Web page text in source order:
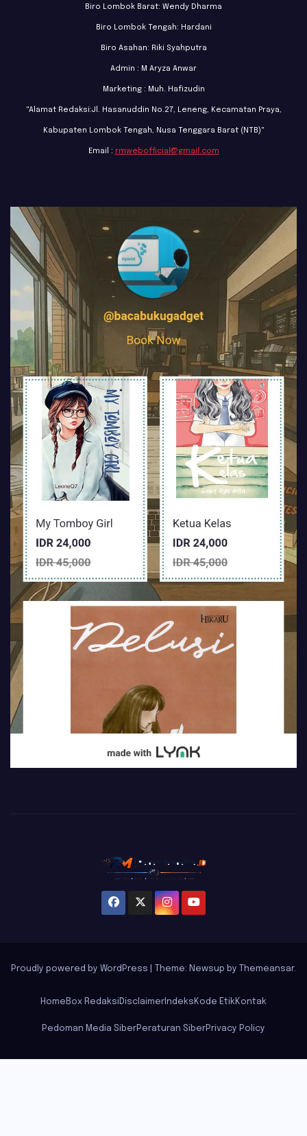
Biro Lombok Barat: Wendy Dharma
Biro Lombok Tengah: Hardani
Biro Asahan: Riki Syahputra
Admin : M Aryza Anwar
Marketing : Muh. Hafizudin
"Alamat Redaksi:Jl. Hasanuddin No.27, Leneng, Kecamatan Praya,
Kabupaten Lombok Tengah, Nusa Tenggara Barat (NTB)"
Email : rmwebofficial@gmail.com
Proudly powered by WordPress Theme: Newsup by Themeansar.
Home Box Redaksi Disclaimer Indeks Kode Etik Kontak
Pedoman Media SiberPeraturan SiberPrivacy Policy